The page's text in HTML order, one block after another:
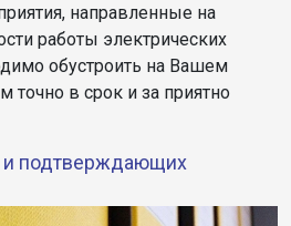
направленные на
работы электрических
обустроить на Вашем
точно в срок и за приятно
и подтверждающих